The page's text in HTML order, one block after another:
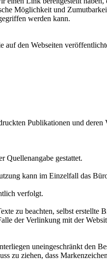
Möglichkeit und
werden kann.
auf den Webseiten
Publikationen und
Quellenangabe gestattet.
kann im Einzelfall das
verfolgt.
zu beachten, selbst erstellte
der Verlinkung mit der
uneingeschränkt den
zu ziehen, dass